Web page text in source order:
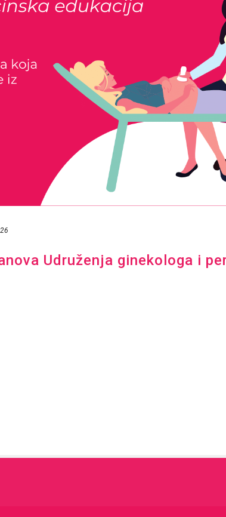
Udruženja ginekologa i